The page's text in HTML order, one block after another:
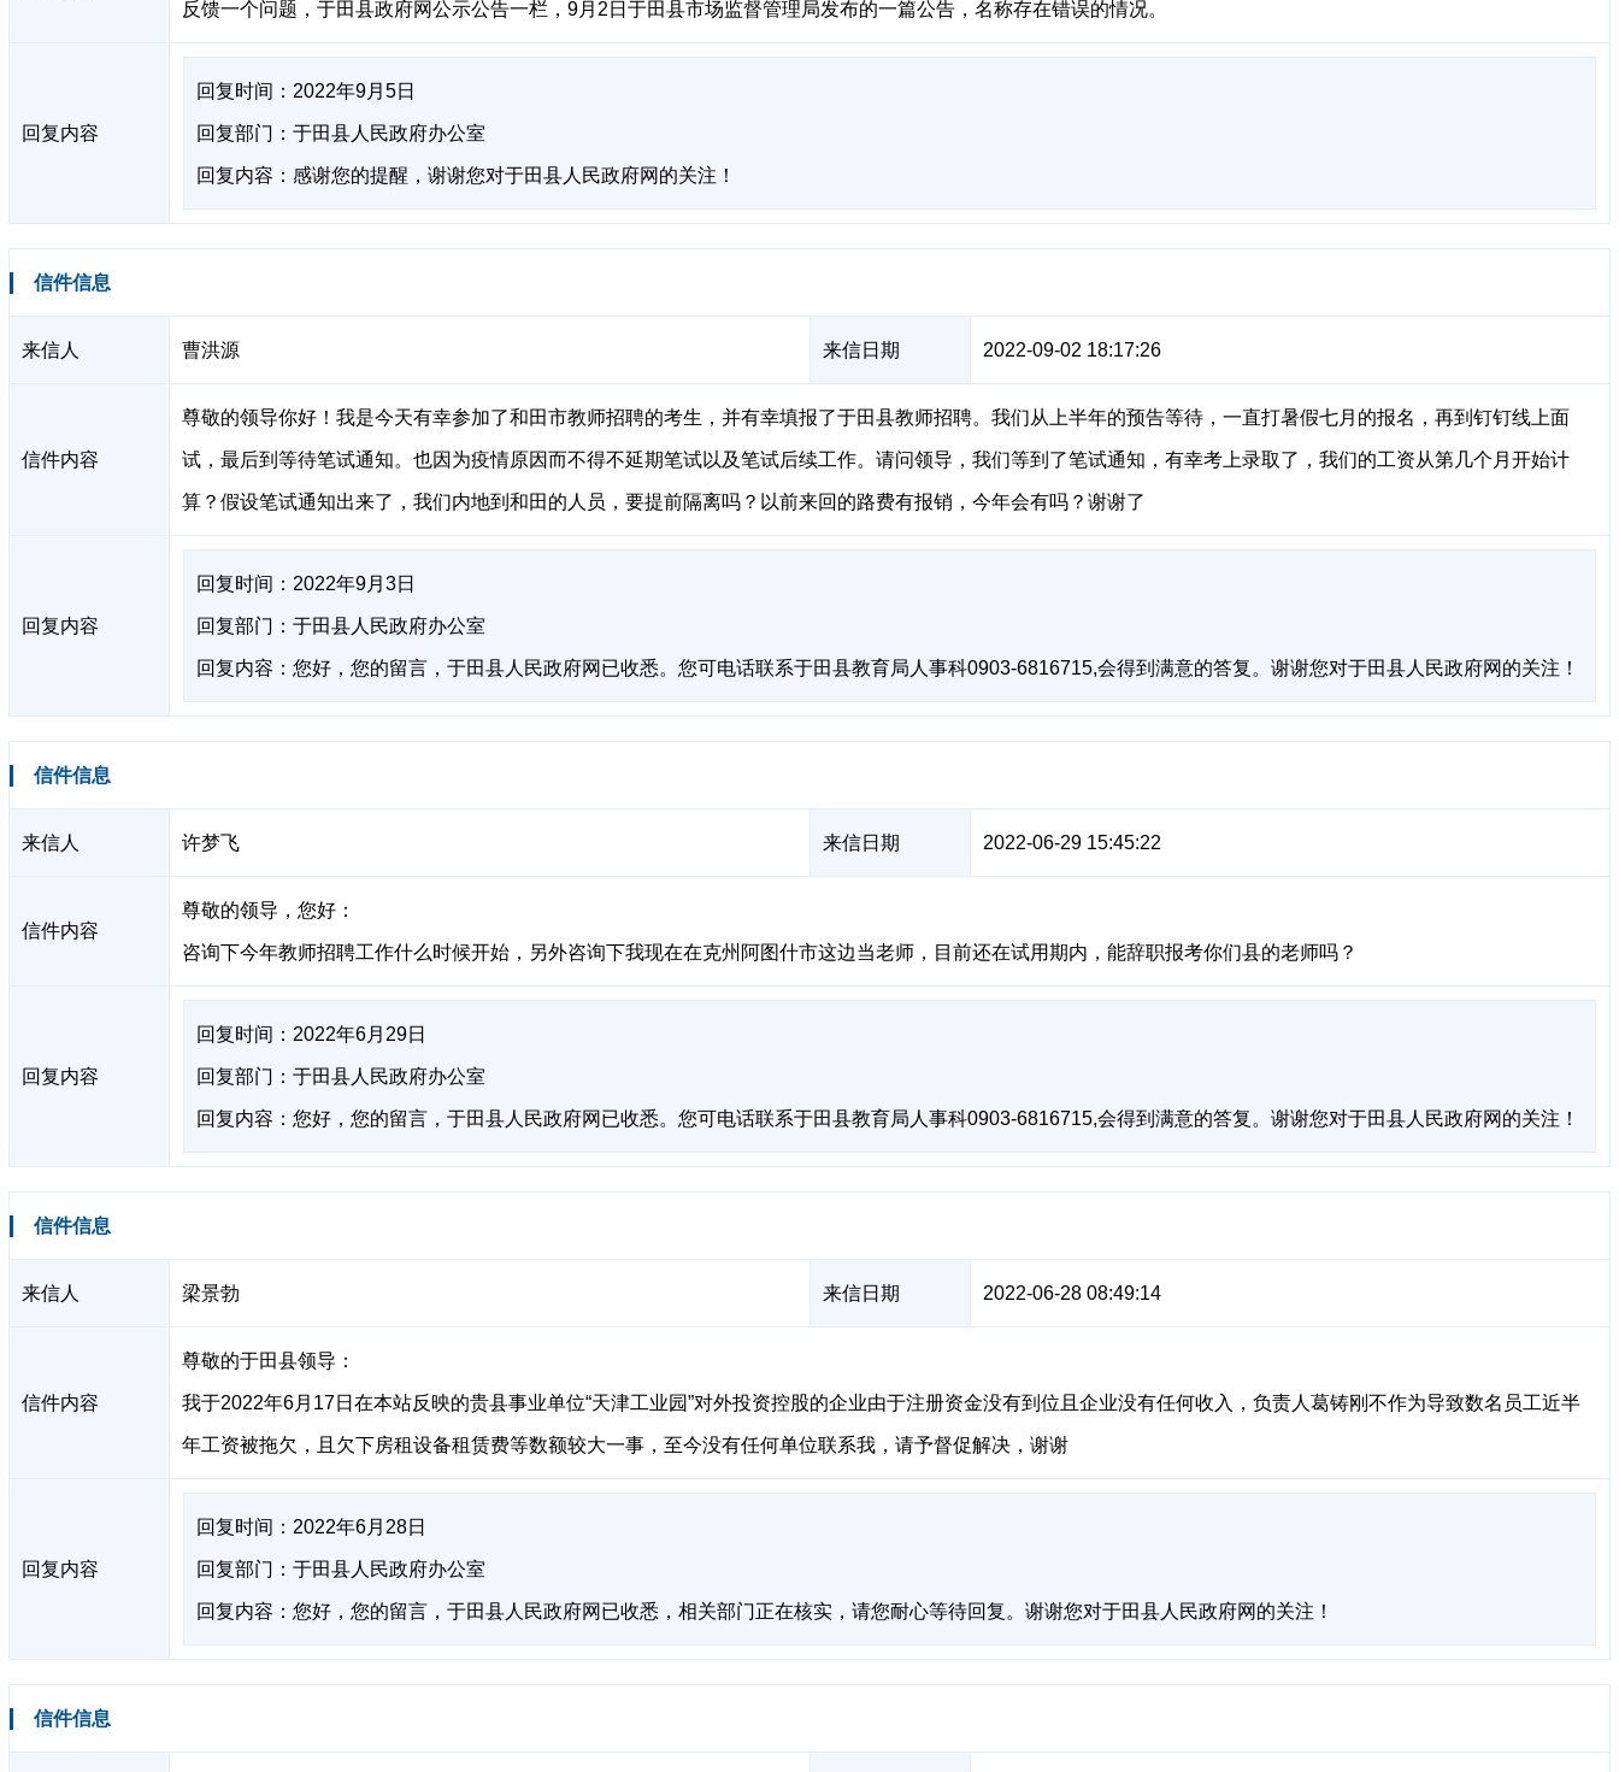
反馈一个问题，于田县政府网公示公告一栏，9月2日于田县市场监督管理局发布的一篇公告，名称存在错误的情况。
回复内容
回复时间：2022年9月5日
回复部门：于田县人民政府办公室
回复内容：感谢您的提醒，谢谢您对于田县人民政府网的关注！
信件信息
来信人 曹洪源 来信日期 2022-09-02 18:17:26
信件内容
尊敬的领导你好！我是今天有幸参加了和田市教师招聘的考生，并有幸填报了于田县教师招聘。我们从上半年的预告等待，一直打暑假七月的报名，再到钉钉线上面
试，最后到等待笔试通知。也因为疫情原因而不得不延期笔试以及笔试后续工作。请问领导，我们等到了笔试通知，有幸考上录取了，我们的工资从第几个月开始计
算？假设笔试通知出来了，我们内地到和田的人员，要提前隔离吗？以前来回的路费有报销，今年会有吗？谢谢了
回复内容
回复时间：2022年9月3日
回复部门：于田县人民政府办公室
回复内容：您好，您的留言，于田县人民政府网已收悉。您可电话联系于田县教育局人事科0903-6816715,会得到满意的答复。谢谢您对于田县人民政府网的关注！
信件信息
来信人 许梦飞 来信日期 2022-06-29 15:45:22
信件内容
尊敬的领导，您好：
咨询下今年教师招聘工作什么时候开始，另外咨询下我现在在克州阿图什市这边当老师，目前还在试用期内，能辞职报考你们县的老师吗？
回复内容
回复时间：2022年6月29日
回复部门：于田县人民政府办公室
回复内容：您好，您的留言，于田县人民政府网已收悉。您可电话联系于田县教育局人事科0903-6816715,会得到满意的答复。谢谢您对于田县人民政府网的关注！
信件信息
来信人 梁景勃 来信日期 2022-06-28 08:49:14
信件内容
尊敬的于田县领导：
我于2022年6月17日在本站反映的贵县事业单位“天津工业园”对外投资控股的企业由于注册资金没有到位且企业没有任何收入，负责人葛铸刚不作为导致数名员工近半
年工资被拖欠，且欠下房租设备租赁费等数额较大一事，至今没有任何单位联系我，请予督促解决，谢谢
回复内容
回复时间：2022年6月28日
回复部门：于田县人民政府办公室
回复内容：您好，您的留言，于田县人民政府网已收悉，相关部门正在核实，请您耐心等待回复。谢谢您对于田县人民政府网的关注！
信件信息